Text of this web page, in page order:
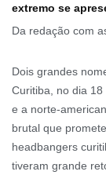
extremo se
Da redação com
Dois grandes
Curitiba, no dia
e a norte-
brutal que
headbangers
tiveram grande